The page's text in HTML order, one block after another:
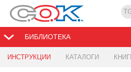
БИБЛИОТЕКА
ИНСТРУКЦИИ КАТАЛОГИ